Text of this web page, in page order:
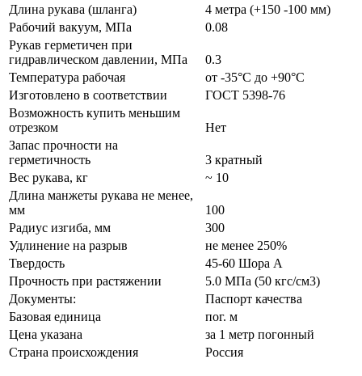
Длина рукава (шланга)
4 метра (+150 -100 мм)
Рабочий вакуум, МПа
0.08
Рукав герметичен при
гидравлическом давлении, МПа
0.3
Температура рабочая
от -35°С до +90°С
Изготовлено в соответствии
ГОСТ 5398-76
Возможность купить меньшим
отрезком
Нет
Запас прочности на
герметичность
3 кратный
Вес рукава, кг
~ 10
Длина манжеты рукава не менее,
мм
100
Радиус изгиба, мм
300
Удлинение на разрыв
не менее 250%
Твердость
45-60 Шора А
Прочность при растяжении
5.0 МПа (50 кгс/см3)
Документы:
Паспорт качества
Базовая единица
пог. м
Цена указана
за 1 метр погонный
Страна происхождения
Россия